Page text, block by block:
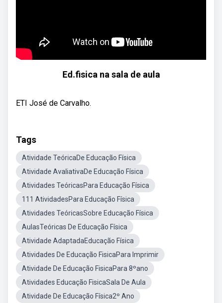
Ed.fisica na sala de aula
ETI José de Carvalho.
Tags
Atividade TeóricaDe Educação Física
Atividade AvaliativaDe Educação Física
Atividades TeóricasPara Educação Física
111 AtividadesPara Educação Física
Atividades TeóricasSobre Educação Física
AulasTeóricas De Educação Física
Atividade AdaptadaEducação Física
Atividades De Educação FisicaPara Imprimir
Atividade De Educação FisicaPara 8ºano
Atividades Educação FisicaSala De Aula
Atividade De Educação Física2º Ano